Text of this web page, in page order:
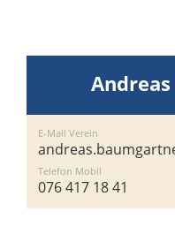
E-Mail Verein
Telefon Mobil
076 417 18 41